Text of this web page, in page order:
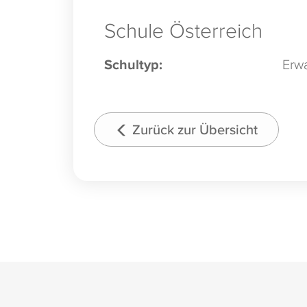
Schule Österreich
Schultyp:
Zurück zur Übersicht